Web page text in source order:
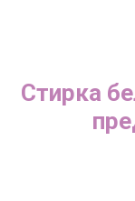
Стирка